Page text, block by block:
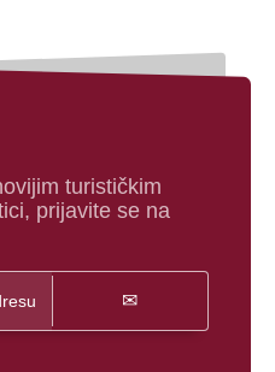
turističkim
prijavite se na